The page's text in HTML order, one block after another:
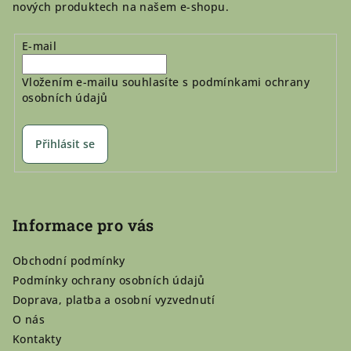
nových produktech na našem e-shopu.
E-mail
Vložením e-mailu souhlasíte s podmínkami ochrany
osobních údajů
Přihlásit se
Informace pro vás
Obchodní podmínky
Podmínky ochrany osobních údajů
Doprava, platba a osobní vyzvednutí
O nás
Kontakty